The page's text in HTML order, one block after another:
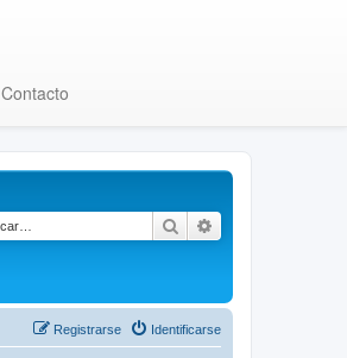
Contacto
Buscar
Identificarse
Registrarse